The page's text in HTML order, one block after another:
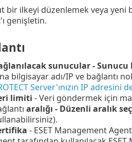
bir ilkeyi düzenlemek veya yeni
'ı genişletin.
sunucular -
bilgisayar adı/IP ve bağlantı
Server'ınızın IP adresini
limiti - Veri göndermek için
aralığı - Düzenli aralık
- ESET Management